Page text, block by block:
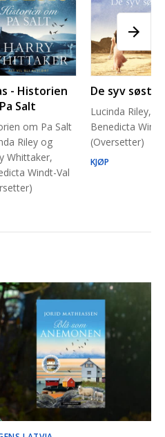
- Historien
Salt
om Pa Salt
Riley og
Whittaker,
Windt-Val
De syv søstre
Lucinda Riley,
Benedicta
(Oversetter)
KJØP